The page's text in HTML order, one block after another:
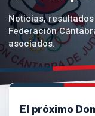
Noticias,
Federación
asociados.
El próximo